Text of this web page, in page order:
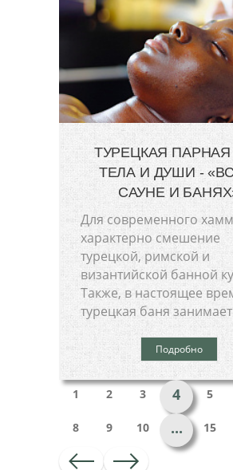
ТУРЕЦКАЯ ПАРНАЯ
ТЕЛА И ДУШИ -
САУНЕ И
Для современного
характерно смешение
турецкой, римской и
византийской банной
Также, в настоящее
турецкая баня занимает
Подробно
1 2 3 4 5
8 9 10 ... 15